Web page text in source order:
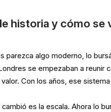
historia y cómo se
parezca algo moderno, lo
se empezaban a reunir
Con los años, ese
es la escala. Ahora lo